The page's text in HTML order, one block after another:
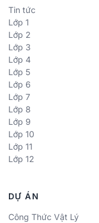
Tin tức
Lớp 1
Lớp 2
Lớp 3
Lớp 4
Lớp 5
Lớp 6
Lớp 7
Lớp 8
Lớp 9
Lớp 10
Lớp 11
Lớp 12
DỰ ÁN
Công Thức Vật Lý